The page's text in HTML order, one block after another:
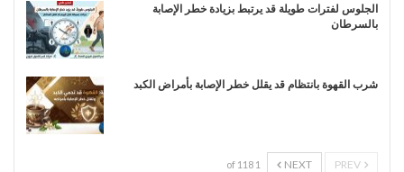
الجلوس لفترات طويلة قد يرتبط بزيادة خطر الإصابة
بالسرطان
شرب القهوة بانتظام قد يقلل خطر الإصابة بأمراض الكبد
NEXT
1 of 118